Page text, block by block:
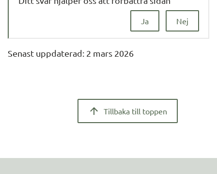
Nej
Ja
Senast uppdaterad: 2 mars 2026
Tillbaka till toppen